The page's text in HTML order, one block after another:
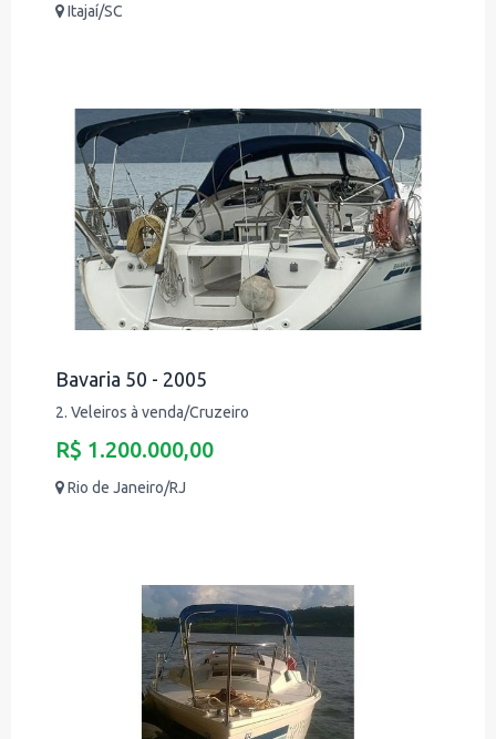
Itajaí/SC
Bavaria 50 - 2005
2. Veleiros à venda/Cruzeiro
R$ 1.200.000,00
Rio de Janeiro/RJ